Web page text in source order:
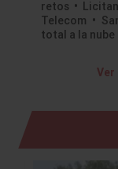
retos •
Telecom •
total a la nube
Ver